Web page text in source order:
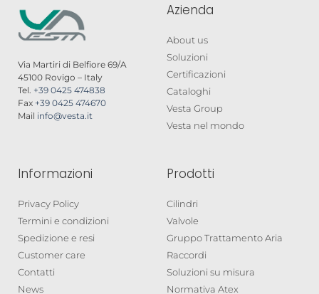
Via Martiri di Belfiore 69/A
45100 Rovigo – Italy
Tel. +39 0425 474838
Fax +39 0425 474670
Mail info@vesta.it
Azienda
About us
Soluzioni
Certificazioni
Cataloghi
Vesta Group
Vesta nel mondo
Informazioni
Privacy Policy
Termini e condizioni
Spedizione e resi
Customer care
Contatti
News
Prodotti
Cilindri
Valvole
Gruppo Trattamento Aria
Raccordi
Soluzioni su misura
Normativa Atex